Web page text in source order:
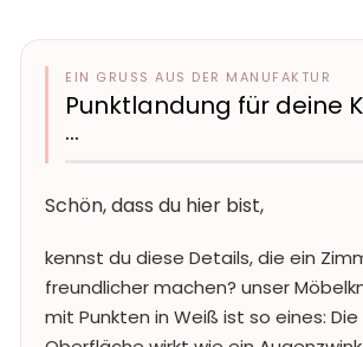
EIN GRUSS AUS DER MANUFAKTUR
Punktlandung für deine
…
Schön, dass du hier bist,
kennst du diese Details, die ein
freundlicher machen? unser
mit Punkten in Weiß ist so eines: